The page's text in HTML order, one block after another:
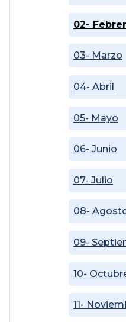
02-
03- Marzo
04- Abril
05- Mayo
06- Junio
07- Julio
08-
09-
10-
11-